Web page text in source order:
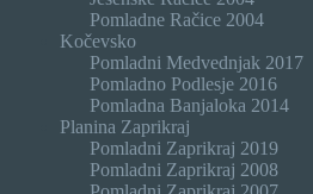
Pomladne Račice 2004
Kočevsko
Pomladni Medvednjak 2017
Pomladno Podlesje 2016
Pomladna Banjaloka 2014
Planina Zaprikraj
Pomladni Zaprikraj 2019
Pomladni Zaprikraj 2008